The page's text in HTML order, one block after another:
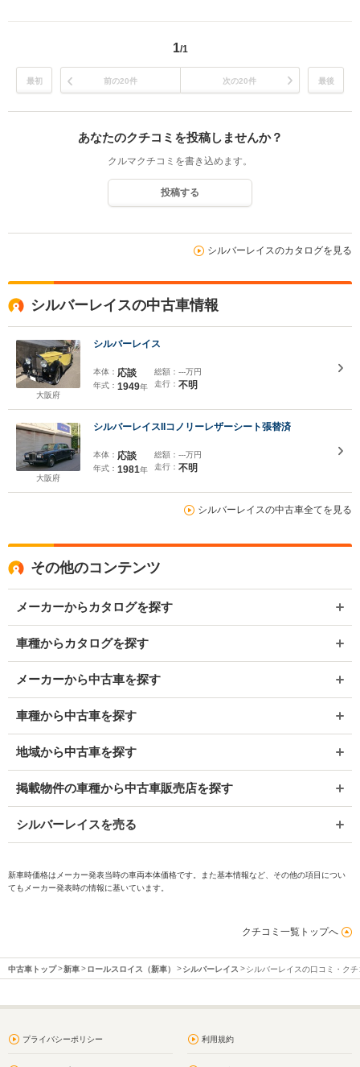
1/1
最初 前の20件 次の20件 最後
あなたのクチコミを投稿しませんか？
クルマクチコミを書き込めます。
投稿する
シルバーレイスのカタログを見る
シルバーレイスの中古車情報
大阪府
シルバーレイス
本体： 応談
年式： 1949年
総額： ---万円
走行： 不明
大阪府
シルバーレイスIIコノリーレザーシート張替済
本体： 応談
年式： 1981年
総額： ---万円
走行： 不明
シルバーレイスの中古車全てを見る
その他のコンテンツ
メーカーからカタログを探す
車種からカタログを探す
メーカーから中古車を探す
車種から中古車を探す
地域から中古車を探す
掲載物件の車種から中古車販売店を探す
シルバーレイスを売る
新車時価格はメーカー発表当時の車両本体価格です。また基本情報など、その他の項目につい
てもメーカー発表時の情報に基いています。
クチコミ一覧トップへ
中古車トップ 新車 ロールスロイス（新車） シルバーレイス シルバーレイスの口コミ・ク
プライバシーポリシー 利用規約